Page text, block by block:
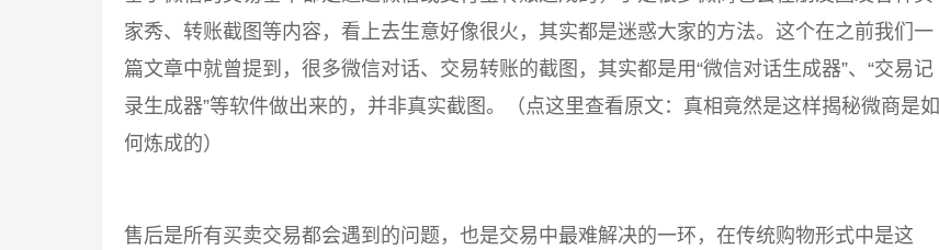
家秀、转账截图等内容，看上去生意好像很火，其实都是迷惑大家的方法。这个在之前我们一
篇文章中就曾提到，很多微信对话、交易转账的截图，其实都是用“微信对话生成器”、“交易记
录生成器”等软件做出来的，并非真实截图。（点这里查看原文：真相竟然是这样揭秘微商是如
何炼成的）
售后是所有买卖交易都会遇到的问题，也是交易中最难解决的一环，在传统购物形式中是这